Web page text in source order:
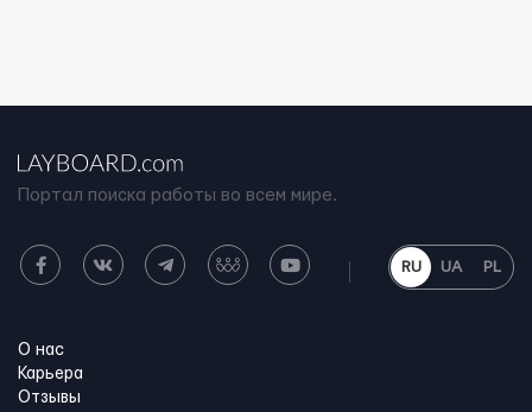
Портал поиска работы во всем мире.
RU UA PL
О нас
Карьера
Отзывы